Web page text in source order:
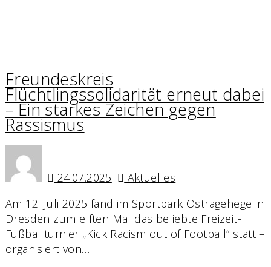
Freundeskreis
Flüchtlingssolidarität erneut dabei
– Ein starkes Zeichen gegen
Rassismus
24.07.2025
Aktuelles
Am 12. Juli 2025 fand im Sportpark Ostragehege in
Dresden zum elften Mal das beliebte Freizeit-
Fußballturnier „Kick Racism out of Football“ statt –
organisiert von…